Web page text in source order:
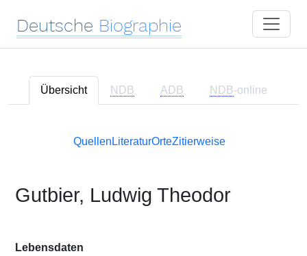
Deutsche Biographie
Übersicht NDB ADB NDB-online
Quellen LiteraturOrteZitierweise
Gutbier, Ludwig Theodor
Lebensdaten